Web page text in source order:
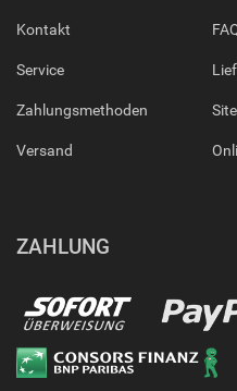
Kontakt
Service
Zahlungsmethoden
Versand
ZAHLUNG